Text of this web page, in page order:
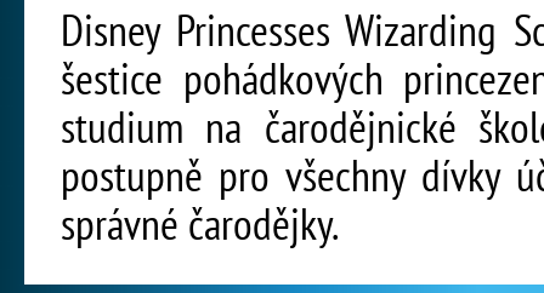
Disney Princesses
šestice pohádkových
studium na čarodějnické
postupně pro všechny dívky
správné čarodějky.